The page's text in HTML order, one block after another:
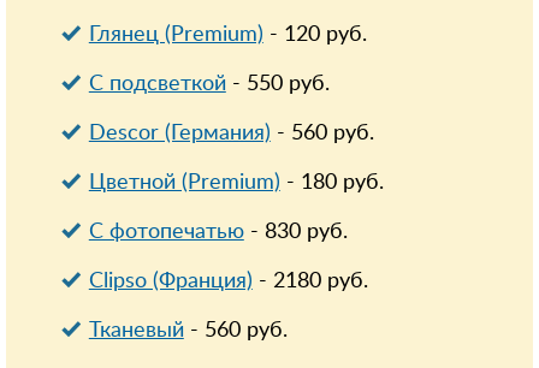
Глянец (Premium) - 120руб.
С подсветкой- 550руб.
Descor (Германия) - 560руб.
Цветной (Premium) - 180руб.
С фотопечатью- 830руб.
Clipso (Франция) - 2180руб.
Тканевый- 560руб.